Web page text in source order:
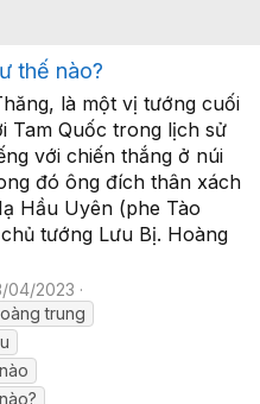
thế nào?
là một vị tướng cuối
Tam Quốc trong lịch sử
với chiến thắng ở núi
đó ông đích thân xách
Hầu Uyên (phe Tào
tướng Lưu Bị. Hoàng
04/2023
trung